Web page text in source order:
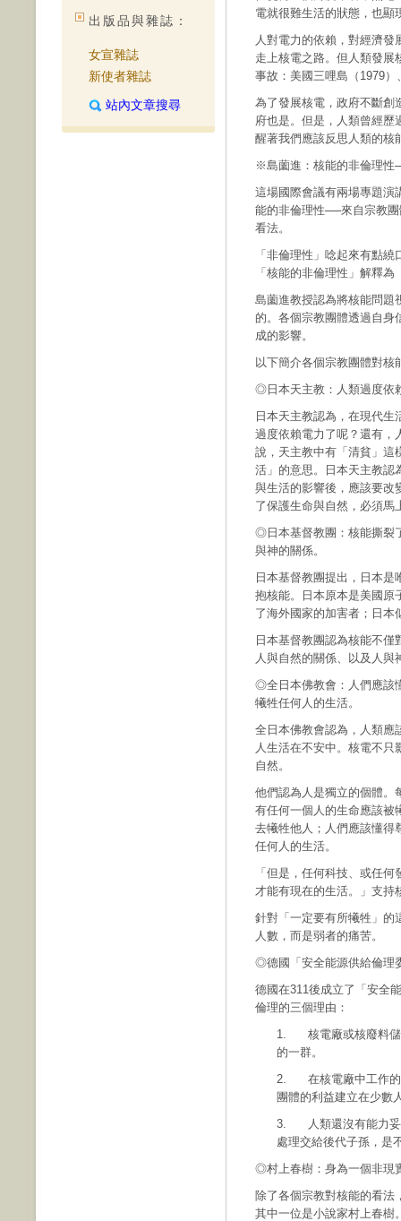
出版品與雜誌：
女宣雜誌
新使者雜誌
站內文章搜尋
電就很難生活的狀態，也顯
人對電力的依賴，對經濟
走上核電之路。但人類發展
事故：美國三哩島（1979
為了發展核電，政府不斷創
府也是。但是，人類曾經歷
醒著我們應該反思人類的核
※島薗進：核能的非倫理性
這場國際會議有兩場專題演
能的非倫理性──來自宗教
看法。
「非倫理性」唸起來有點
「核能的非倫理性」解釋
島薗進教授認為將核能問題
的。各個宗教團體透過自身
成的影響。
以下簡介各個宗教團體對核
◎日本天主教：人類過度依
日本天主教認為，在現代
過度依賴電力了呢？還有，
說，天主教中有「清貧」這
活」的意思。日本天主教認
與生活的影響後，應該要改
了保護生命與自然，必須馬
◎日本基督教團：核能撕裂
與神的關係。
日本基督教團提出，日本
抱核能。日本原本是美國原
了海外國家的加害者；日本
日本基督教團認為核能不
人與自然的關係、以及人與
◎全日本佛教會：人們應該
犧牲任何人的生活。
全日本佛教會認為，人類應
人生活在不安中。核電不
自然。
他們認為人是獨立的個體。
有任何一個人的生命應該被
去犧牲他人；人們應該懂得
任何人的生活。
「但是，任何科技、或任
才能有現在的生活。」支持
針對「一定要有所犧牲」的
人數，而是弱者的痛苦。
◎德國「安全能源供給倫理
德國在311後成立了「安全
倫理的三個理由：
1. 核電廠或核廢料儲
的一群。
2. 在核電廠中工作的
團體的利益建立在少數
3. 人類還沒有能力妥
處理交給後代子孫，是
◎村上春樹：身為一個非現
除了各個宗教對核能的看法
其中一位是小說家村上春樹